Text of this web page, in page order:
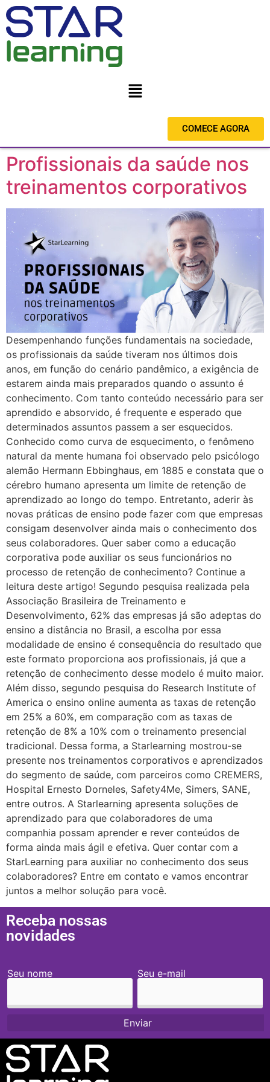
COMECE AGORA
Profissionais da saúde nos
treinamentos corporativos
Desempenhando funções fundamentais na sociedade,
os profissionais da saúde tiveram nos últimos dois
anos, em função do cenário pandêmico, a exigência de
estarem ainda mais preparados quando o assunto é
conhecimento. Com tanto conteúdo necessário para ser
aprendido e absorvido, é frequente e esperado que
determinados assuntos passem a ser esquecidos.
Conhecido como curva de esquecimento, o fenômeno
natural da mente humana foi observado pelo psicólogo
alemão Hermann Ebbinghaus, em 1885 e constata que o
cérebro humano apresenta um limite de retenção de
aprendizado ao longo do tempo. Entretanto, aderir às
novas práticas de ensino pode fazer com que empresas
consigam desenvolver ainda mais o conhecimento dos
seus colaboradores. Quer saber como a educação
corporativa pode auxiliar os seus funcionários no
processo de retenção de conhecimento? Continue a
leitura deste artigo! Segundo pesquisa realizada pela
Associação Brasileira de Treinamento e
Desenvolvimento, 62% das empresas já são adeptas do
ensino a distância no Brasil, a escolha por essa
modalidade de ensino é consequência do resultado que
este formato proporciona aos profissionais, já que a
retenção de conhecimento desse modelo é muito maior.
Além disso, segundo pesquisa do Research Institute of
America o ensino online aumenta as taxas de retenção
em 25% a 60%, em comparação com as taxas de
retenção de 8% a 10% com o treinamento presencial
tradicional. Dessa forma, a Starlearning mostrou-se
presente nos treinamentos corporativos e aprendizados
do segmento de saúde, com parceiros como CREMERS,
Hospital Ernesto Dorneles, Safety4Me, Simers, SANE,
entre outros. A Starlearning apresenta soluções de
aprendizado para que colaboradores de uma
companhia possam aprender e rever conteúdos de
forma ainda mais ágil e efetiva. Quer contar com a
StarLearning para auxiliar no conhecimento dos seus
colaboradores? Entre em contato e vamos encontrar
juntos a melhor solução para você.
Receba nossas
novidades
Seu nome Seu e-mail